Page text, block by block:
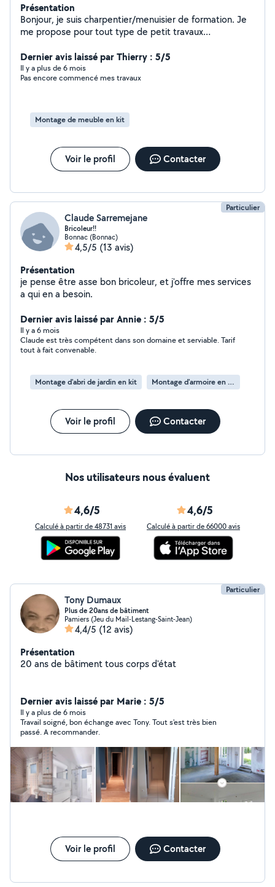
Présentation
Bonjour, je suis charpentier/menuisier de formation. Je
me propose pour tout type de petit travaux
couverture, l'isolation, la peinture et tout travaux de
jardinage. Merci pour votre confiance.
Dernier avis laissé par Thierry : 5/5
Il y a plus de 6 mois
Pas encore commencé mes travaux
Montage de meuble en kit
Voir le profil Contacter
Particulier
Claude Sarremejane
Bricoleur!!
Bonnac (Bonnac)
4,5/5 (13 avis)
Présentation
je pense être asse bon bricoleur, et j'offre mes services
a qui en a besoin.
Dernier avis laissé par Annie : 5/5
Il y a 6 mois
Claude est très compétent dans son domaine et serviable. Tarif
tout à fait convenable.
Montage d'abri de jardin en kit Montage d'armoire en kit
Voir le profil Contacter
Nos utilisateurs nous évaluent
4,6/5
Calculé à partir de 48731 avis
4,6/5
Calculé à partir de 66000 avis
Particulier
Tony Dumaux
Plus de 20ans de bâtiment
Pamiers (Jeu du Mail-Lestang-Saint-Jean)
4,4/5 (12 avis)
Présentation
20 ans de bâtiment tous corps d'état
Dernier avis laissé par Marie : 5/5
Il y a plus de 6 mois
Travail soigné, bon échange avec Tony. Tout s'est très bien
passé. A recommander.
Voir le profil Contacter